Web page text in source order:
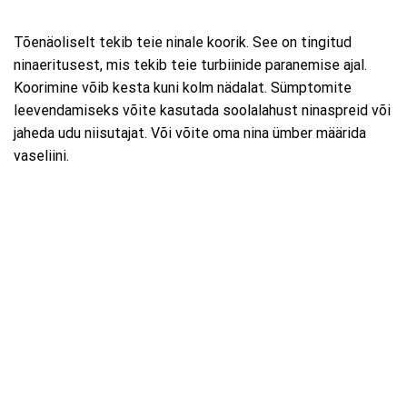
Tõenäoliselt tekib teie ninale koorik. See on tingitud
ninaeritusest, mis tekib teie turbiinide paranemise ajal.
Koorimine võib kesta kuni kolm nädalat. Sümptomite
leevendamiseks võite kasutada soolalahust ninaspreid või
jaheda udu niisutajat. Või võite oma nina ümber määrida
vaseliini.